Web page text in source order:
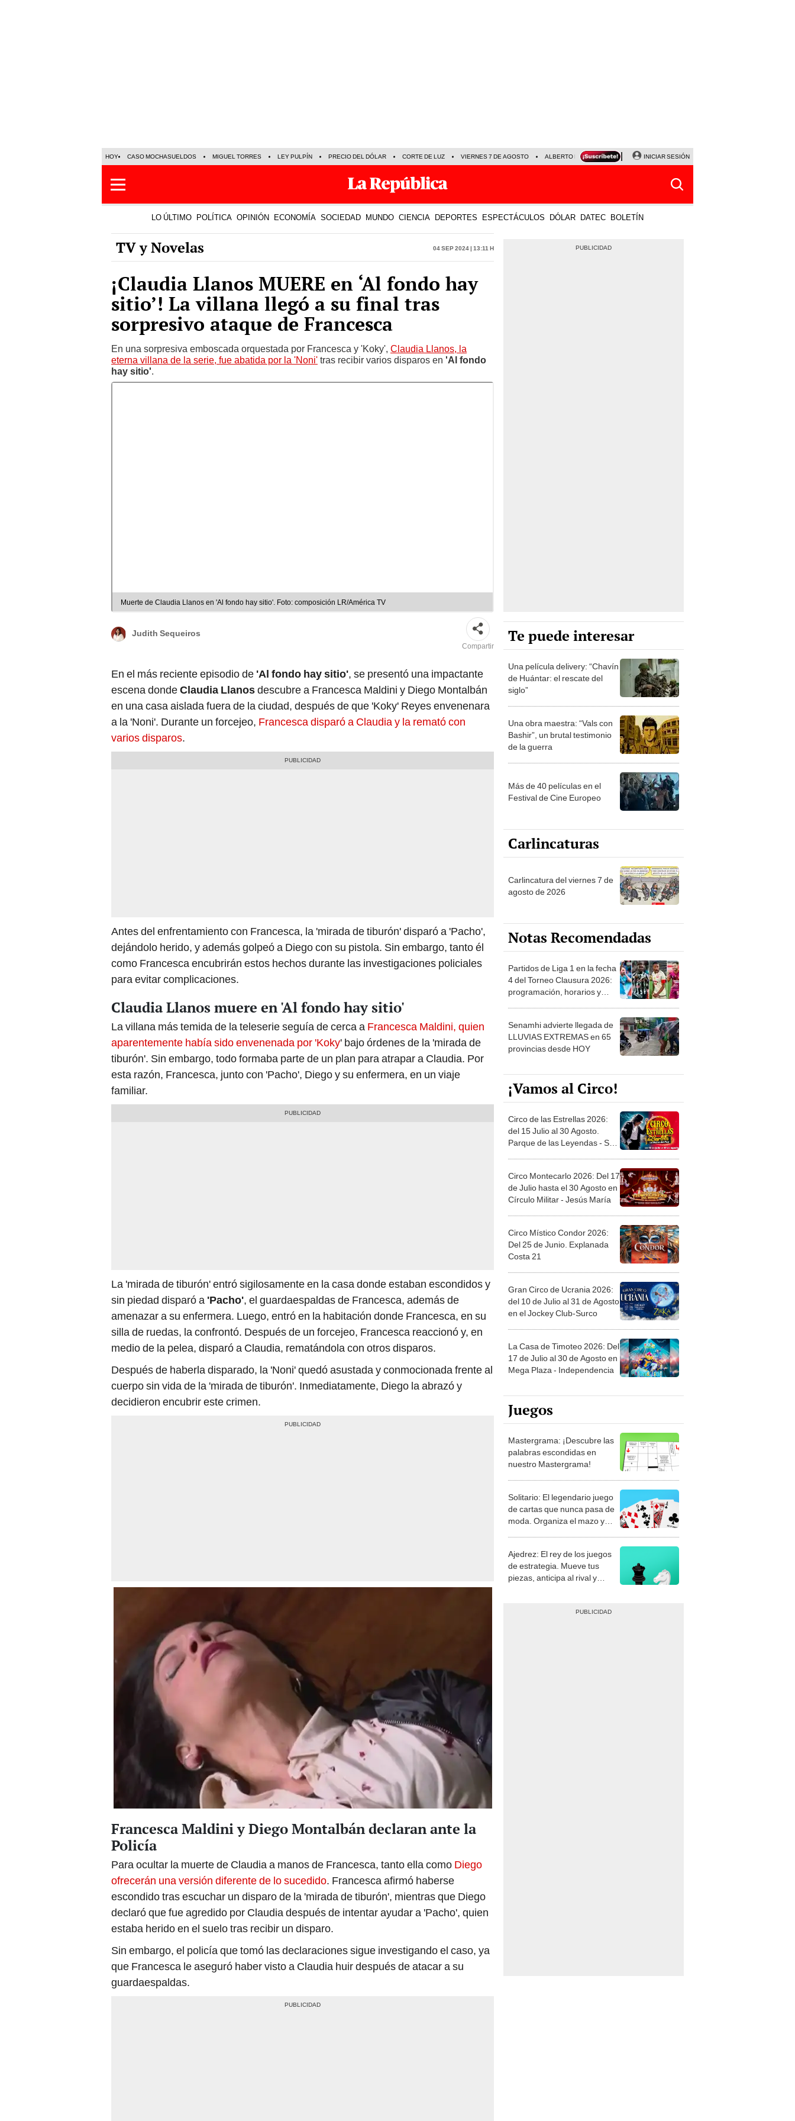
HOY CASO MOCHASUELDOS MIGUEL TORRES LEY PULPÍN PRECIO DEL DÓLAR CORTE DE LUZ VIERNES 7 DE AGOSTO ALBERTO BENAVIDES NALDY SALDAÑA
INICIAR SESIÓN
LO ÚLTIMO POLÍTICA OPINIÓN ECONOMÍA SOCIEDAD MUNDO CIENCIA DEPORTES ESPECTÁCULOS DÓLAR DATEC BOLETÍN
TV y Novelas 04 Sep 2024 | 13:11 h
¡Claudia Llanos MUERE en ‘Al fondo hay
sitio’! La villana llegó a su final tras
sorpresivo ataque de Francesca
En una sorpresiva emboscada orquestada por Francesca y 'Koky', Claudia Llanos, la
eterna villana de la serie, fue abatida por la 'Noni' tras recibir varios disparos en 'Al fondo
hay sitio'.
Muerte de Claudia Llanos en 'Al fondo hay sitio'. Foto: composición LR/América TV
Judith Sequeiros
Compartir
En el más reciente episodio de 'Al fondo hay sitio', se presentó una impactante
escena dondeClaudia Llanosdescubre a Francesca Maldini y Diego Montalbán
en una casa aislada fuera de la ciudad, después de que 'Koky' Reyes envenenara
a la 'Noni'. Durante un forcejeo, Francesca disparó a Claudia y la remató con
varios disparos.
Antes del enfrentamiento con Francesca, la 'mirada de tiburón' disparó a 'Pacho',
dejándolo herido, y además golpeó a Diego con su pistola. Sin embargo, tanto él
como Francesca encubrirán estos hechos durante las investigaciones policiales
para evitar complicaciones.
Claudia Llanos muere en 'Al fondo hay sitio'
La villana más temida de la teleserie seguía de cerca a Francesca Maldini, quien
aparentemente había sido envenenada por 'Koky' bajo órdenes de la 'mirada de
tiburón'. Sin embargo, todo formaba parte de un plan para atrapar a Claudia. Por
esta razón, Francesca, junto con 'Pacho', Diego y su enfermera, en un viaje
familiar.
La 'mirada de tiburón' entró sigilosamente en la casa donde estaban escondidos y
sin piedad disparó a 'Pacho', el guardaespaldas de Francesca, además de
amenazar a su enfermera. Luego, entró en la habitación donde Francesca, en su
silla de ruedas, la confrontó. Después de un forcejeo, Francesca reaccionó y, en
medio de la pelea, disparó a Claudia, rematándola con otros disparos.
Después de haberla disparado, la 'Noni' quedó asustada y conmocionada frente al
cuerpo sin vida de la 'mirada de tiburón'. Inmediatamente, Diego la abrazó y
decidieron encubrir este crimen.
Francesca Maldini y Diego Montalbán declaran ante la
Policía
Para ocultar la muerte de Claudia a manos de Francesca, tanto ella como Diego
ofrecerán una versión diferente de lo sucedido. Francesca afirmó haberse
escondido tras escuchar un disparo de la 'mirada de tiburón', mientras que Diego
declaró que fue agredido por Claudia después de intentar ayudar a 'Pacho', quien
estaba herido en el suelo tras recibir un disparo.
Sin embargo, el policía que tomó las declaraciones sigue investigando el caso, ya
que Francesca le aseguró haber visto a Claudia huir después de atacar a su
guardaespaldas.
Te puede interesar
Una película delivery: “Chavín
de Huántar: el rescate del
siglo”
Una obra maestra: “Vals con
Bashir”, un brutal testimonio
de la guerra
Más de 40 películas en el
Festival de Cine Europeo
Carlincaturas
Carlincatura del viernes 7 de
agosto de 2026
Notas Recomendadas
Partidos de Liga 1 en la fecha
4 del Torneo Clausura 2026:
programación, horarios y
Senamhi advierte llegada de
LLUVIAS EXTREMAS en 65
provincias desde HOY
¡Vamos al Circo!
Circo de las Estrellas 2026:
del 15 Julio al 30 Agosto.
Parque de las Leyendas - San
Circo Montecarlo 2026: Del 17
de Julio hasta el 30 Agosto en
Círculo Militar - Jesús María
Circo Místico Condor 2026:
Del 25 de Junio. Explanada
Costa 21
Gran Circo de Ucrania 2026:
del 10 de Julio al 31 de Agosto
en el Jockey Club-Surco
La Casa de Timoteo 2026: Del
17 de Julio al 30 de Agosto en
Mega Plaza - Independencia
Juegos
Mastergrama: ¡Descubre las
palabras escondidas en
nuestro Mastergrama!
Solitario: El legendario juego
de cartas que nunca pasa de
moda. Organiza el mazo y
Ajedrez: El rey de los juegos
de estrategia. Mueve tus
piezas, anticipa al rival y